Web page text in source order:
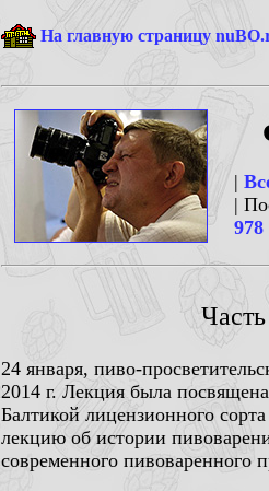
На главную страницу
|
|
978
24 января, пиво-
2014 г. Лекция была
Балтикой лицензионного
лекцию об истории
современного пивоваренного